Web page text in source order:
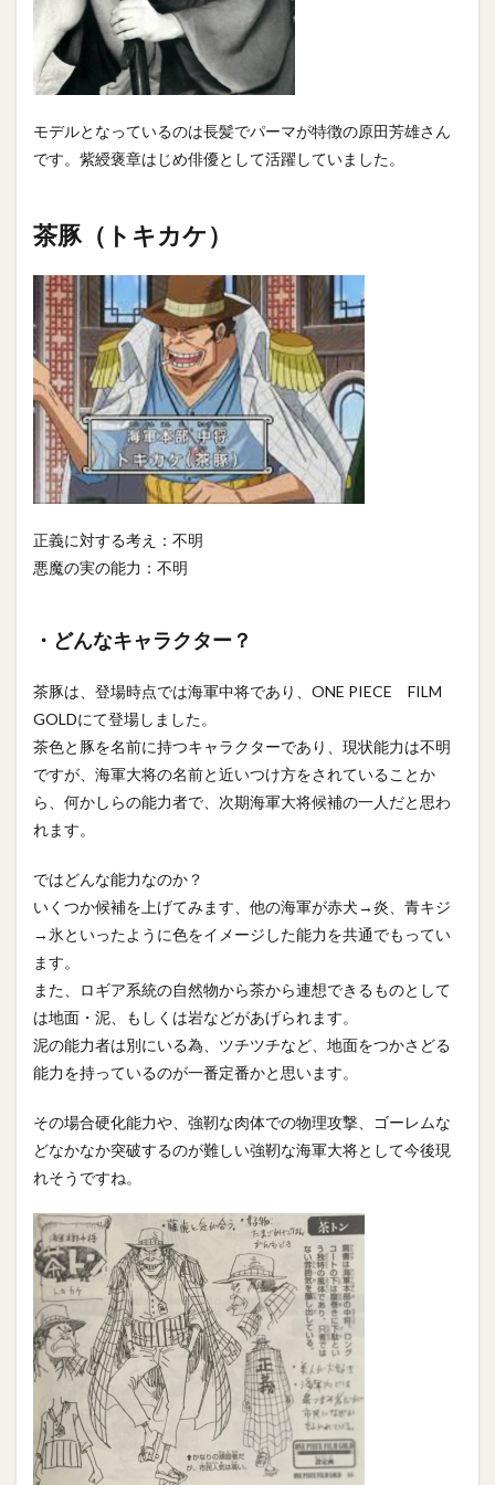
モデルとなっているのは長髪でパーマが特徴の原田芳雄さん
です。紫綬褒章はじめ俳優として活躍していました。
茶豚（トキカケ）
正義に対する考え：不明
悪魔の実の能力：不明
・どんなキャラクター？
茶豚は、登場時点では海軍中将であり、ONE PIECE FILM
GOLDにて登場しました。
茶色と豚を名前に持つキャラクターであり、現状能力は不明
ですが、海軍大将の名前と近いつけ方をされていることか
ら、何かしらの能力者で、次期海軍大将候補の一人だと思わ
れます。
ではどんな能力なのか？
いくつか候補を上げてみます、他の海軍が赤犬→炎、青キジ
→氷といったように色をイメージした能力を共通でもってい
ます。
また、ロギア系統の自然物から茶から連想できるものとして
は地面・泥、もしくは岩などがあげられます。
泥の能力者は別にいる為、ツチツチなど、地面をつかさどる
能力を持っているのが一番定番かと思います。
その場合硬化能力や、強靭な肉体での物理攻撃、ゴーレムな
どなかなか突破するのが難しい強靭な海軍大将として今後現
れそうですね。